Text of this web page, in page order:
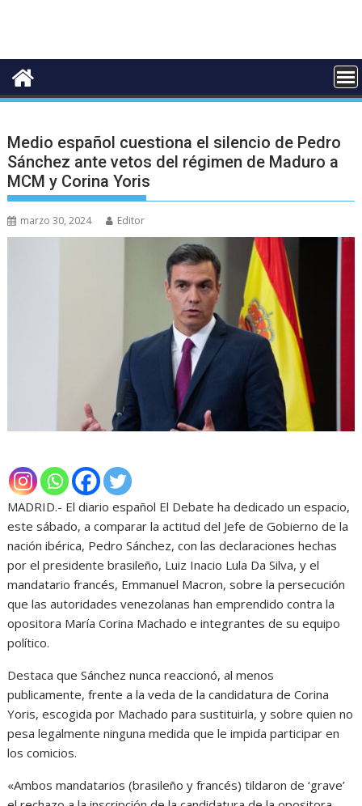
Medio español cuestiona el silencio de Pedro
Sánchez ante vetos del régimen de Maduro a
MCM y Corina Yoris
marzo 30, 2024 Editor
MADRID.- El diario español El Debate ha dedicado un espacio,
este sábado, a comparar la actitud del Jefe de Gobierno de la
nación ibérica, Pedro Sánchez, con las declaraciones hechas
por el presidente brasileño, Luiz Inacio Lula Da Silva, y el
mandatario francés, Emmanuel Macron, sobre la persecución
que las autoridades venezolanas han emprendido contra la
opositora María Corina Machado e integrantes de su equipo
político.
Destaca que Sánchez nunca reaccionó, al menos
publicamente, frente a la veda de la candidatura de Corina
Yoris, escogida por Machado para sustituirla, y sobre quien no
pesa legalmente ninguna medida que le impida participar en
los comicios.
«Ambos mandatarios (brasileño y francés) tildaron de ‘grave’